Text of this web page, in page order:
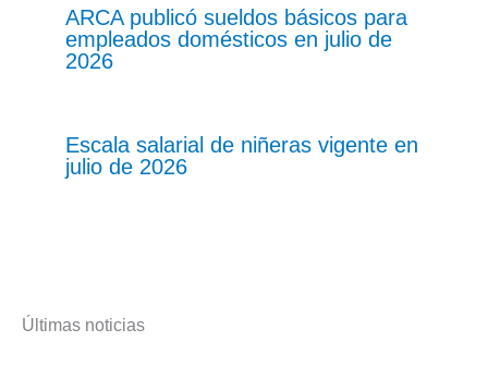
ARCA publicó sueldos básicos para
empleados domésticos en julio de
2026
Escala salarial de niñeras vigente en
julio de 2026
Últimas noticias